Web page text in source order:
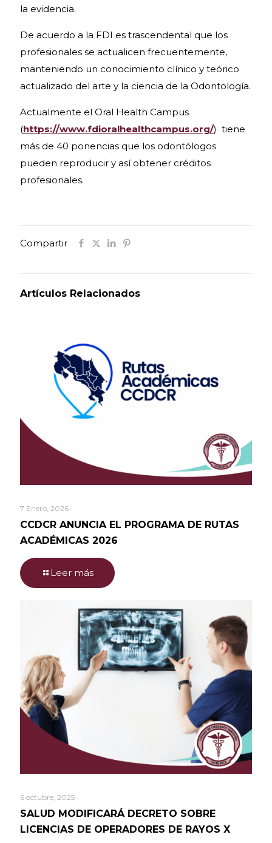
la evidencia.
De acuerdo a la FDI es trascendental que los
profesionales se actualicen frecuentemente,
manteniendo un conocimiento clínico y teórico
actualizado del arte y la ciencia de la Odontología.
Actualmente el Oral Health Campus
(https://www.fdioralhealthcampus.org/) tiene
más de 40 ponencias que los odontólogos
pueden reproducir y así obtener créditos
profesionales.
Compartir
Artículos Relacionados
7 Enero, 2026
CCDCR ANUNCIA EL PROGRAMA DE RUTAS
ACADÉMICAS 2026
Leer más
6 octubre, 2025
SALUD MODIFICARÁ DECRETO SOBRE
LICENCIAS DE OPERADORES DE RAYOS X